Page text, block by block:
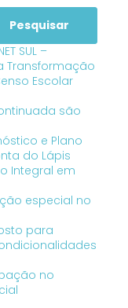
Pesquisar
SUL –
Transformação
Escolar
são
e Plano
do Lápis
Integral em
especial no
para
no